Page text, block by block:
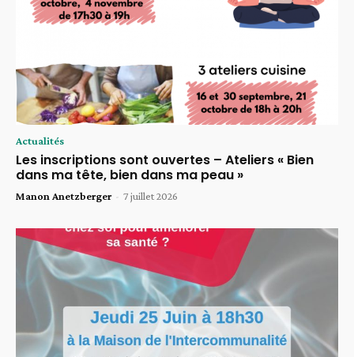
Actualités
Les inscriptions sont ouvertes – Ateliers « Bien
dans ma tête, bien dans ma peau »
Manon Anetzberger - 7 juillet 2026